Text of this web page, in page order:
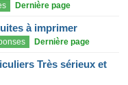
Dernière page
à imprimer
Dernière page
Très sérieux et